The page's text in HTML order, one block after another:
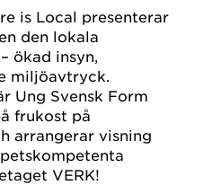
is Local presenterar
den lokala
ökad insyn,
miljöavtryck.
Ung Svensk Form
frukost på
arrangerar visning
VERK!